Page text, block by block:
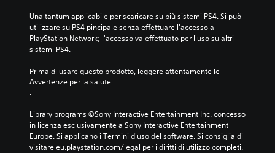
Una tantum applicabile per scaricare su più sistemi PS4. Si può
utilizzare su PS4 pincipale senza effettuare l'accesso a
PlayStation Network; l'accesso va effettuato per l'uso su altri
sistemi PS4.
Prima di usare questo prodotto, leggere attentamente le
Avvertenze per la salute
.
Library programs ©Sony Interactive Entertainment Inc. concesso
in licenza esclusivamente a Sony Interactive Entertainment
Europe. Si applicano i Termini d'uso del software. Si consiglia di
visitare eu.playstation.com/legal per i diritti di utilizzo completi.